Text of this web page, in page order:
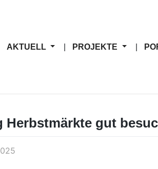
AKTUELL PROJEKTE
Herbstmärkte gut